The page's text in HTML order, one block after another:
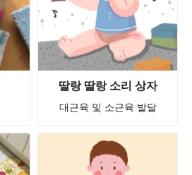
딸랑 딸랑 소리 상자
대근육 및 소근육 발달